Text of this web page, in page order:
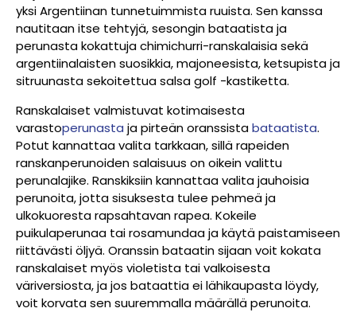
yksi Argentiinan tunnetuimmista ruuista. Sen kanssa
nautitaan itse tehtyjä, sesongin bataatista ja
perunasta kokattuja chimichurri-ranskalaisia sekä
argentiinalaisten suosikkia, majoneesista, ketsupista ja
sitruunasta sekoitettua salsa golf -kastiketta.
Ranskalaiset valmistuvat kotimaisesta
varastoperunasta ja pirteän oranssistabataatista.
Potut kannattaa valita tarkkaan, sillä rapeiden
ranskanperunoiden salaisuus on oikein valittu
perunalajike. Ranskiksiin kannattaa valita jauhoisia
perunoita, jotta sisuksesta tulee pehmeä ja
ulkokuoresta rapsahtavan rapea. Kokeile
puikulaperunaa tai rosamundaa ja käytä paistamiseen
riittävästi öljyä. Oranssin bataatin sijaan voit kokata
ranskalaiset myös violetista tai valkoisesta
väriversiosta, ja jos bataattia ei lähikaupasta löydy,
voit korvata sen suuremmalla määrällä perunoita.